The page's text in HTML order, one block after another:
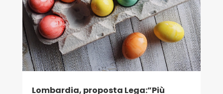
Lombardia, proposta Lega:”Più